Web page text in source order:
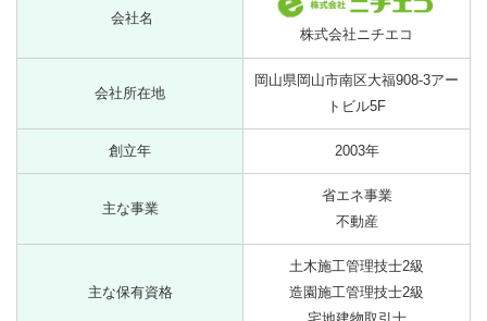
会社名
株式会社ニチエコ
会社所在地
岡山県岡山市南区大福908-3アー
トビル5F
創立年 2003年
主な事業
省エネ事業
不動産
主な保有資格
土木施工管理技士2級
造園施工管理技士2級